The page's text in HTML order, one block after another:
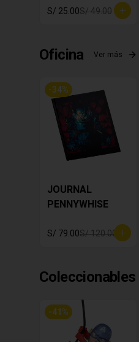
S/ 25.00S/ 49.00
Oficina Ver más
-34%
JOURNAL
PENNYWHISE
S/ 79.00S/ 120.00
Coleccionables
-41 %